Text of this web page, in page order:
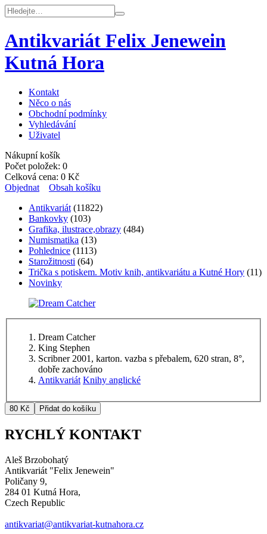
Antikvariát Felix Jenewein
Kutná Hora
Kontakt
Něco o nás
Obchodní podmínky
Vyhledávání
Uživatel
Nákupní košík
Počet položek: 0
Celková cena: 0 Kč
Objednat
Obsah košíku
Antikvariát (11822)
Bankovky (103)
Grafika, ilustrace,obrazy (484)
Numismatika (13)
Pohlednice (1113)
Starožitnosti (64)
Trička s potiskem. Motiv knih, antikvariátu a Kutné Hory (11)
Novinky
Dream Catcher
King Stephen
Scribner 2001, karton. vazba s přebalem, 620 stran, 8°,
dobře zachováno
Antikvariát Knihy anglické
RYCHLÝ KONTAKT
Aleš Brzobohatý
Antikvariát "Felix Jenewein"
Poličany 9,
284 01 Kutná Hora,
Czech Republic
antikvariat@antikvariat-kutnahora.cz